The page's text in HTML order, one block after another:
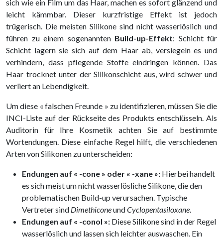
sich wie ein Film um das Haar, machen es sofort glänzend und
leicht kämmbar. Dieser kurzfristige Effekt ist jedoch
trügerisch. Die meisten Silikone sind nicht wasserlöslich und
führen zu einem sogenannten Build-up-Effekt: Schicht für
Schicht lagern sie sich auf dem Haar ab, versiegeln es und
verhindern, dass pflegende Stoffe eindringen können. Das
Haar trocknet unter der Silikonschicht aus, wird schwer und
verliert an Lebendigkeit.
Um diese « falschen Freunde » zu identifizieren, müssen Sie die
INCI-Liste auf der Rückseite des Produkts entschlüsseln. Als
Auditorin für Ihre Kosmetik achten Sie auf bestimmte
Wortendungen. Diese einfache Regel hilft, die verschiedenen
Arten von Silikonen zu unterscheiden:
Endungen auf « -cone » oder « -xane »: Hierbei handelt
es sich meist um nicht wasserlösliche Silikone, die den
problematischen Build-up verursachen. Typische
Vertreter sind DimethiconeundCyclopentasiloxane.
Endungen auf « -conol »: Diese Silikone sind in der Regel
wasserlöslich und lassen sich leichter auswaschen. Ein